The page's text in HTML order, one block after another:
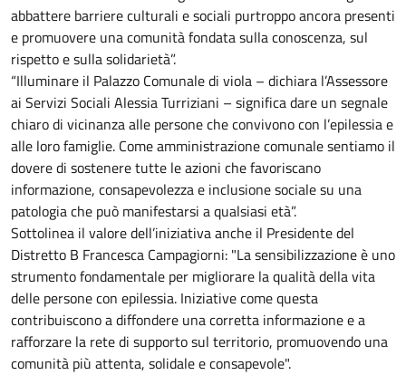
abbattere barriere culturali e sociali purtroppo ancora presenti
e promuovere una comunità fondata sulla conoscenza, sul
rispetto e sulla solidarietà”.
“Illuminare il Palazzo Comunale di viola – dichiara l’Assessore
ai Servizi Sociali Alessia Turriziani – significa dare un segnale
chiaro di vicinanza alle persone che convivono con l’epilessia e
alle loro famiglie. Come amministrazione comunale sentiamo il
dovere di sostenere tutte le azioni che favoriscano
informazione, consapevolezza e inclusione sociale su una
patologia che può manifestarsi a qualsiasi età”.
Sottolinea il valore dell’iniziativa anche il Presidente del
Distretto B Francesca Campagiorni: "La sensibilizzazione è uno
strumento fondamentale per migliorare la qualità della vita
delle persone con epilessia. Iniziative come questa
contribuiscono a diffondere una corretta informazione e a
rafforzare la rete di supporto sul territorio, promuovendo una
comunità più attenta, solidale e consapevole".